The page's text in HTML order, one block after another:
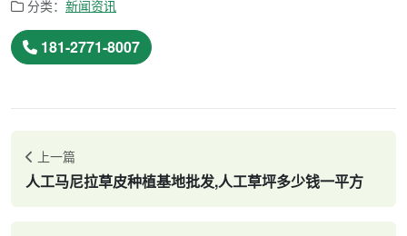
分类： 新闻资讯
181-2771-8007
上一篇
人工马尼拉草皮种植基地批发,人工草坪多少钱一平方